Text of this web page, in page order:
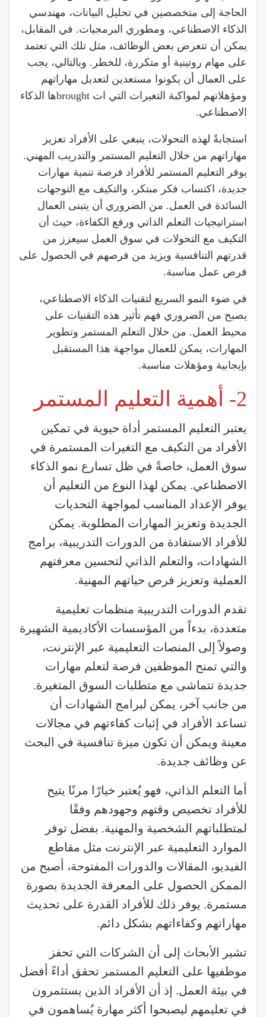
الحاجة إلى متخصصين في تحليل البيانات، مهندسي
الذكاء الاصطناعي، ومطوري البرمجيات. في المقابل،
يمكن أن تتعرض بعض الوظائف، مثل تلك التي تعتمد
على مهام روتينية أو متكررة، للخطر. وبالتالي، يجب
على العمال أن يكونوا مستعدين لتعديل مهاراتهم
ومؤهلاتهم لمواكبة التغيرات التي ات broughtها الذكاء
الاصطناعي.
استجابةً لهذه التحولات، ينبغي على الأفراد تعزيز
مهاراتهم من خلال التعليم المستمر والتدريب المهني.
يوفر التعليم المستمر للأفراد فرصة تنمية مهارات
جديدة، اكتساب فكر مبتكر، والتكيف مع التوجهات
السائدة في العمل. من الضروري أن يتبنى العمال
استراتيجيات التعلم الذاتي ورفع الكفاءة، حيث أن
التكيف مع التحولات في سوق العمل سيعزز من
قدرتهم التنافسية ويزيد من فرصهم في الحصول على
فرص عمل مناسبة.
في ضوء النمو السريع لتقنيات الذكاء الاصطناعي،
يصبح من الضروري فهم تأثير هذه التقنيات على
محيط العمل. من خلال التعلم المستمر وتطوير
المهارات، يمكن للعمال مواجهة هذا المستقبل
بإيجابية ومؤهلات مناسبة.
2- أهمية التعليم المستمر
يعتبر التعليم المستمر أداة حيوية في تمكين
الأفراد من التكيف مع التغيرات المستمرة في
سوق العمل، خاصةً في ظل تسارع نمو الذكاء
الاصطناعي. يمكن لهذا النوع من التعليم أن
يوفر الإعداد المناسب لمواجهة التحديات
الجديدة وتعزيز المهارات المطلوبة. يمكن
للأفراد الاستفادة من الدورات التدريبية، برامج
الشهادات، والتعلم الذاتي لتحسين معرفتهم
العملية وتعزيز فرص حياتهم المهنية.
تقدم الدورات التدريبية منظمات تعليمية
متعددة، بدءاً من المؤسسات الأكاديمية الشهيرة
وصولاً إلى المنصات التعليمية عبر الإنترنت،
والتي تمنح الموظفين فرصة لتعلم مهارات
جديدة تتماشى مع متطلبات السوق المتغيرة.
من جانب آخر، يمكن لبرامج الشهادات أن
تساعد الأفراد في إثبات كفاءتهم في مجالات
معينة ويمكن أن تكون ميزة تنافسية في البحث
عن وظائف جديدة.
أما التعلم الذاتي، فهو يُعتبر خيارًا مرنًا يتيح
للأفراد تخصيص وقتهم وجهودهم وفقًا
لمتطلباتهم الشخصية والمهنية. بفضل توفر
الموارد التعليمية عبر الإنترنت مثل مقاطع
الفيديو، المقالات والدورات المفتوحة، أصبح من
الممكن الحصول على المعرفة الجديدة بصورة
مستمرة. يوفر ذلك للأفراد القدرة على تحديث
مهاراتهم وكفاءاتهم بشكل دائم.
تشير الأبحاث إلى أن الشركات التي تحفز
موظفيها على التعليم المستمر تحقق أداءً أفضل
في بيئة العمل. إذ أن الأفراد الذين يستثمرون
في تعليمهم ليصبحوا أكثر مهارة يُساهمون في